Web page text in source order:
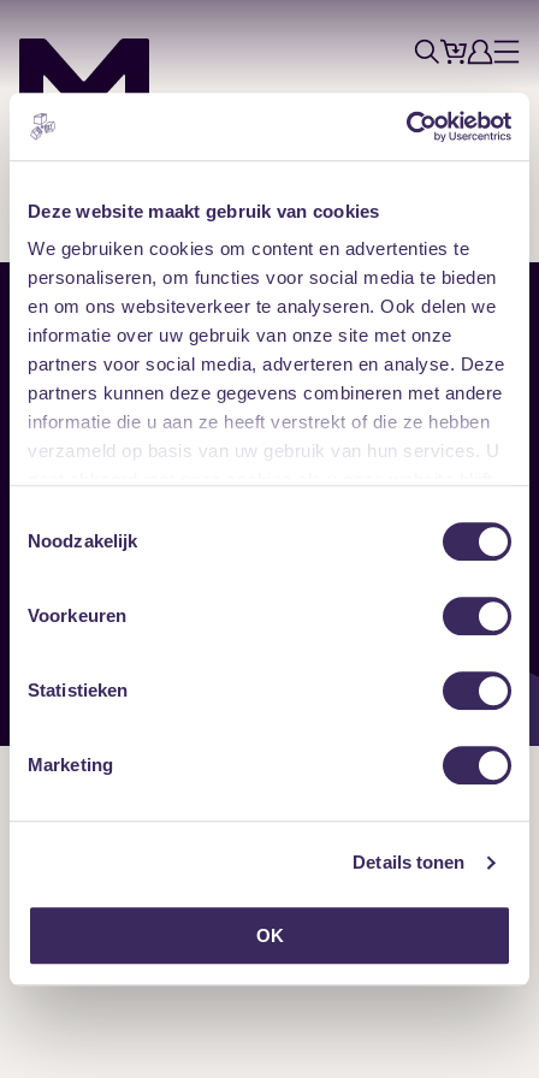
Deze website maakt gebruik van cookies
We gebruiken cookies om content en advertenties te
personaliseren, om functies voor social media te bieden
en om ons websiteverkeer te analyseren. Ook delen we
informatie over uw gebruik van onze site met onze
partners voor social media, adverteren en analyse. Deze
partners kunnen deze gegevens combineren met andere
informatie die u aan ze heeft verstrekt of die ze hebben
verzameld op basis van uw gebruik van hun services. U
Noodzakelijk
Voorkeuren
Statistieken
Marketing
Details tonen
OK
ZoekTicketsAccount
Menu
Sitemap
Home
Vrijwilligers
Verhuur
Disclaimer
Toegankelijkheid
Privacy & cookies
Follow
Onze nieuwsbrief ontvangen?